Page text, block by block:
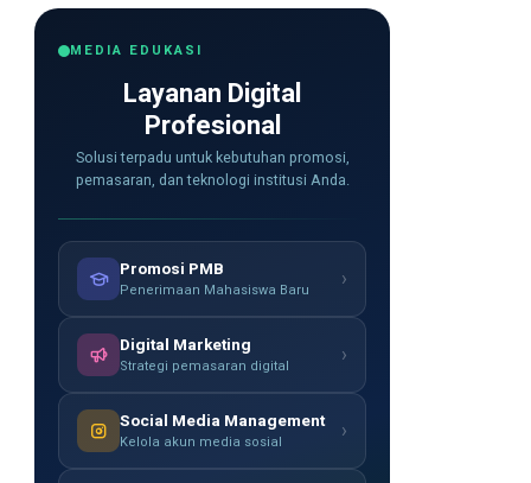
MEDIA EDUKASI
Layanan Digital
Profesional
Solusi terpadu untuk kebutuhan promosi,
pemasaran, dan teknologi institusi Anda.
Promosi PMB
Penerimaan Mahasiswa Baru ›
Digital Marketing
Strategi pemasaran digital ›
Social Media Management
Kelola akun media sosial ›